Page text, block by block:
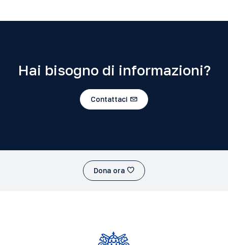
Hai bisogno di informazioni?
Contattaci
Dona ora